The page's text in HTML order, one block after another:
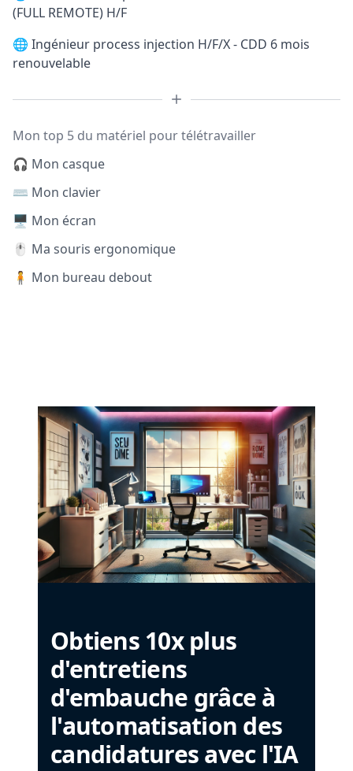
(FULL REMOTE) H/F
🌐 Ingénieur process injection H/F/X - CDD 6 mois
renouvelable
Mon top 5 du matériel pour télétravailler
🎧 Mon casque
⌨️ Mon clavier
🖥️ Mon écran
🖱️ Ma souris ergonomique
🧍 Mon bureau debout
Obtiens 10x plus
d'entretiens
d'embauche grâce à
l'automatisation des
candidatures avec l'IA